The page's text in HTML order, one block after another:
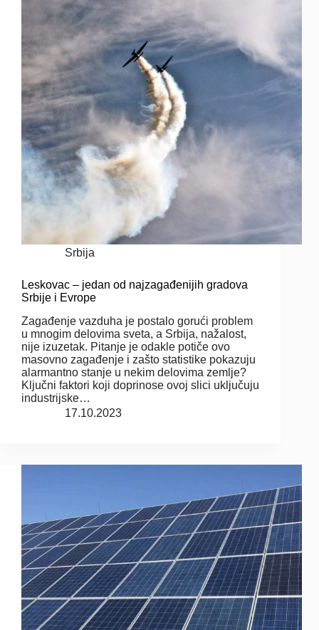
Srbija
Leskovac – jedan od najzagađenijih gradova
Srbije i Evrope
Zagađenje vazduha je postalo gorući problem
u mnogim delovima sveta, a Srbija, nažalost,
nije izuzetak. Pitanje je odakle potiče ovo
masovno zagađenje i zašto statistike pokazuju
alarmantno stanje u nekim delovima zemlje?
Ključni faktori koji doprinose ovoj slici uključuju
industrijske…
17.10.2023